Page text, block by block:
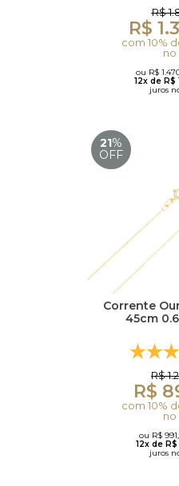
R$
R$
com 10%
no
ou R$
12x de R$
juros
21%
OFF
Corrente
45cm
R$
R$
com 10%
no
ou R$
12x de
juros